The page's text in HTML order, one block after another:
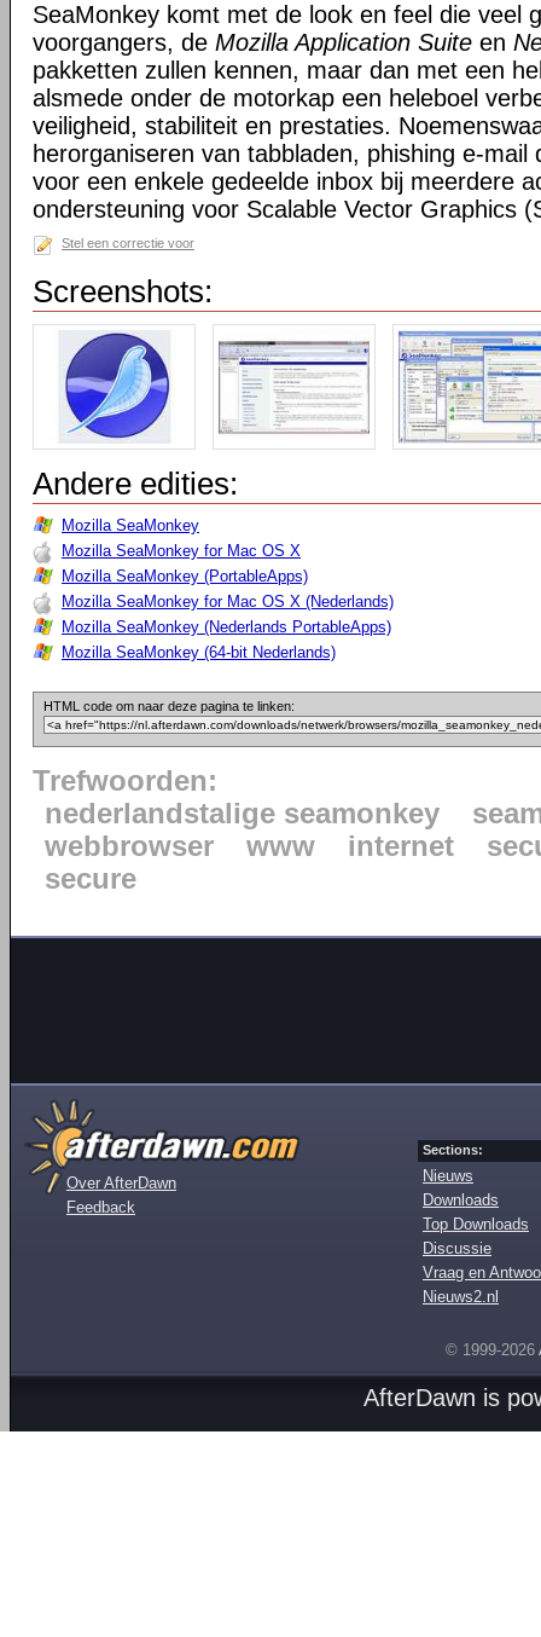
SeaMonkey komt met de look en feel die veel
voorgangers, de Mozilla Application Suite en
pakketten zullen kennen, maar dan met een
alsmede onder de motorkap een heleboel
veiligheid, stabiliteit en prestaties.
herorganiseren van tabbladen, phishing e-mail
voor een enkele gedeelde inbox bij meerdere
ondersteuning voor Scalable Vector Graphics
Stel een correctie voor
Screenshots:
Andere edities:
Mozilla SeaMonkey
Mozilla SeaMonkey for Mac OS X
Mozilla SeaMonkey (PortableApps)
Mozilla SeaMonkey for Mac OS X (Nederlands)
Mozilla SeaMonkey (Nederlands PortableApps)
Mozilla SeaMonkey (64-bit Nederlands)
HTML code om naar deze pagina te linken:
Trefwoorden:
nederlandstalige seamonkey
webbrowser
www internet
secure
Over AfterDawn
Feedback
Sections:
Nieuws
Downloads
Top Downloads
Discussie
Vraag en
Nieuws2.nl
© 1999-2026
AfterDawn is